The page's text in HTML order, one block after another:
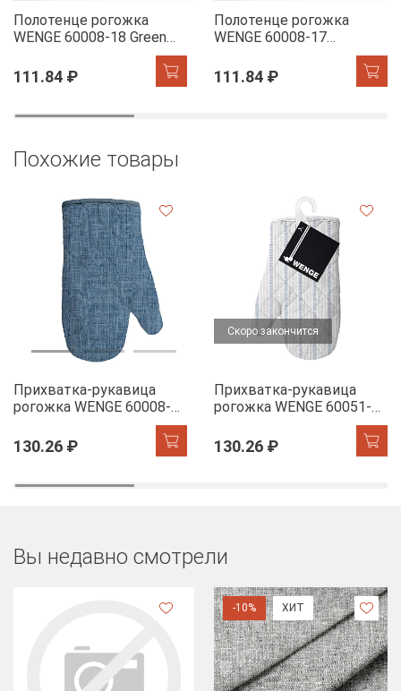
Полотенце рогожка
WENGE 60008-18 Green
111.84 ₽
Полотенце рогожка
WENGE 60008-17
111.84 ₽
Похожие товары
Прихватка-рукавица
рогожка WENGE 60008-11
130.26 ₽
Скоро закончится
Прихватка-рукавица
рогожка WENGE 60051-1
130.26 ₽
Вы недавно смотрели
-10% ХИТ